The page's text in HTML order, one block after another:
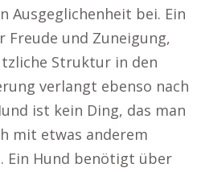
Ausgeglichenheit bei. Ein
und Zuneigung,
Struktur in den
verlangt ebenso nach
ist kein Ding, das man
mit etwas anderem
Ein Hund benötigt über